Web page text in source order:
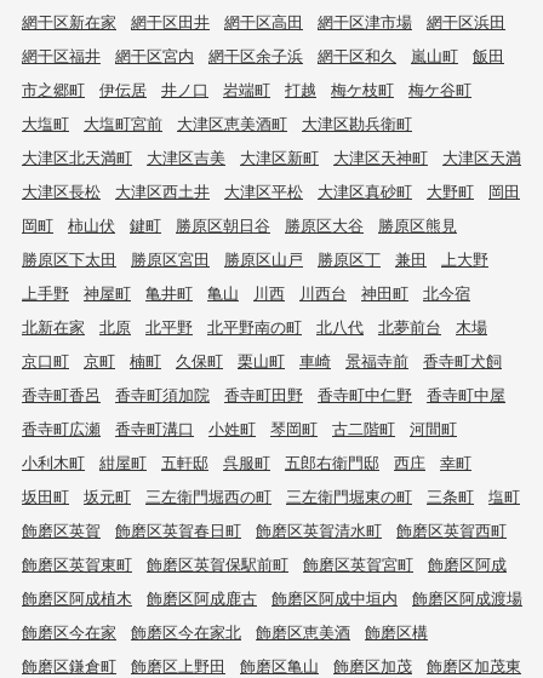
網干区新在家
網干区田井 網干区高田 網干区津市場
網干区浜田
網干区福井
網干区宮内 網干区余子浜 網干区和久 嵐山町
飯田
市之郷町
伊伝居 井ノ口 岩端町 打越 梅ケ枝町
梅ケ谷町
大塩町
大塩町宮前 大津区恵美酒町
大津区勘兵衛町
大津区北天満町
大津区吉美 大津区新町 大津区天神町
大津区天満
大津区長松
大津区西土井 大津区平松 大津区真砂町 大野町
岡田
岡町
柿山伏 鍵町 勝原区朝日谷 勝原区大谷
勝原区熊見
勝原区下太田
勝原区宮田 勝原区山戸 勝原区丁 兼田
上大野
上手野
神屋町 亀井町 亀山 川西 川西台 神田町
北今宿
北新在家
北原 北平野 北平野南の町 北八代 北夢前台
木場
京口町
京町 楠町 久保町 栗山町 車崎 景福寺前
香寺町犬飼
香寺町香呂
香寺町須加院 香寺町田野 香寺町中仁野
香寺町中屋
香寺町広瀬
香寺町溝口 小姓町 琴岡町 古二階町
河間町
小利木町
紺屋町 五軒邸 呉服町 五郎右衛門邸 西庄
幸町
坂田町
坂元町 三左衛門堀西の町 三左衛門堀東の町 三条町
塩町
飾磨区英賀
飾磨区英賀春日町 飾磨区英賀清水町
飾磨区英賀西町
飾磨区英賀東町
飾磨区英賀保駅前町 飾磨区英賀宮町
飾磨区阿成
飾磨区阿成植木
飾磨区阿成鹿古 飾磨区阿成中垣内
飾磨区阿成渡場
飾磨区今在家
飾磨区今在家北 飾磨区恵美酒
飾磨区構
飾磨区鎌倉町
飾磨区上野田 飾磨区亀山 飾磨区加茂 飾磨区加茂東